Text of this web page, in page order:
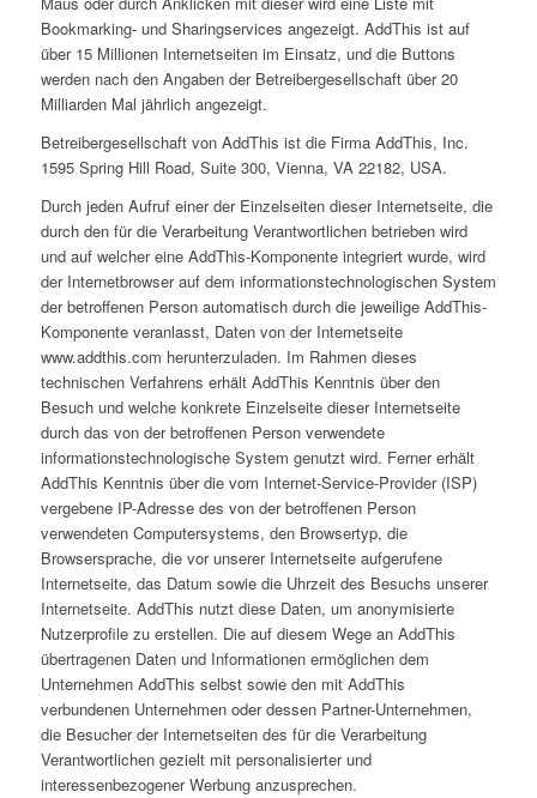
Bookmarking- und Sharingservices angezeigt. AddThis ist auf
über 15 Millionen Internetseiten im Einsatz, und die Buttons
werden nach den Angaben der Betreibergesellschaft über 20
Milliarden Mal jährlich angezeigt.
Betreibergesellschaft von AddThis ist die Firma AddThis, Inc.
1595 Spring Hill Road, Suite 300, Vienna, VA 22182, USA.
Durch jeden Aufruf einer der Einzelseiten dieser Internetseite, die
durch den für die Verarbeitung Verantwortlichen betrieben wird
und auf welcher eine AddThis-Komponente integriert wurde, wird
der Internetbrowser auf dem informationstechnologischen System
der betroffenen Person automatisch durch die jeweilige AddThis-
Komponente veranlasst, Daten von der Internetseite
www.addthis.com herunterzuladen. Im Rahmen dieses
technischen Verfahrens erhält AddThis Kenntnis über den
Besuch und welche konkrete Einzelseite dieser Internetseite
durch das von der betroffenen Person verwendete
informationstechnologische System genutzt wird. Ferner erhält
AddThis Kenntnis über die vom Internet-Service-Provider (ISP)
vergebene IP-Adresse des von der betroffenen Person
verwendeten Computersystems, den Browsertyp, die
Browsersprache, die vor unserer Internetseite aufgerufene
Internetseite, das Datum sowie die Uhrzeit des Besuchs unserer
Internetseite. AddThis nutzt diese Daten, um anonymisierte
Nutzerprofile zu erstellen. Die auf diesem Wege an AddThis
übertragenen Daten und Informationen ermöglichen dem
Unternehmen AddThis selbst sowie den mit AddThis
verbundenen Unternehmen oder dessen Partner-Unternehmen,
die Besucher der Internetseiten des für die Verarbeitung
Verantwortlichen gezielt mit personalisierter und
interessenbezogener Werbung anzusprechen.